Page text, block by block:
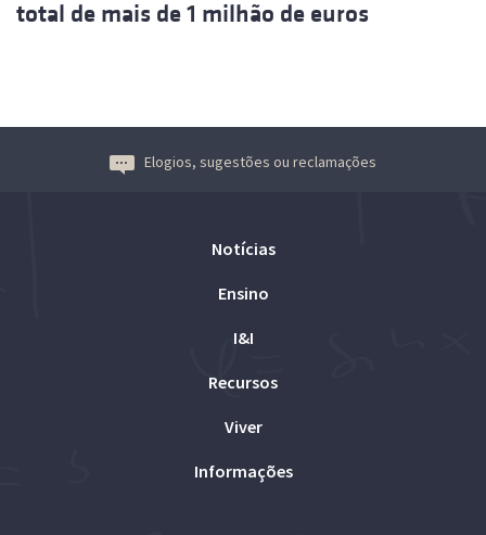
total de mais de 1 milhão de euros
Elogios, sugestões ou reclamações
Notícias
Ensino
I&I
Recursos
Viver
Informações